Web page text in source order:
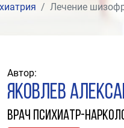
Лечение
Автор:
Яковлев
Врач психиатр-